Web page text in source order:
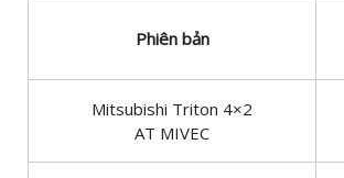
Phiên bản
Mitsubishi Triton 4×2
AT MIVEC